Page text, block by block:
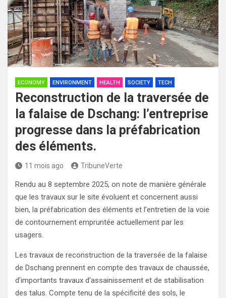
ECONOMY ENVIRONMENT HEALTH SOCIETY TECH
Reconstruction de la traversée de
la falaise de Dschang: l’entreprise
progresse dans la préfabrication
des éléments.
11 mois ago TribuneVerte
Rendu au 8 septembre 2025, on note de manière générale
que les travaux sur le site évoluent et concernent aussi
bien, la préfabrication des éléments et l’entretien de la voie
de contournement empruntée actuellement par les
usagers.
Les travaux de reconstruction de la traversée de la falaise
de Dschang prennent en compte des travaux de chaussée,
d’importants travaux d’assainissement et de stabilisation
des talus. Compte tenu de la spécificité des sols, le